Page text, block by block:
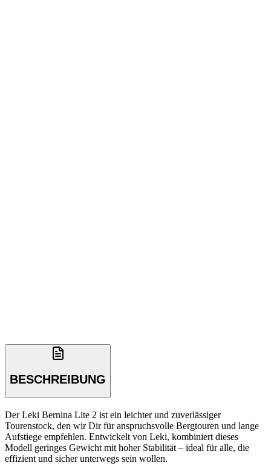
BESCHREIBUNG
Der Leki Bernina Lite 2 ist ein leichter und zuverlässiger
Tourenstock, den wir Dir für anspruchsvolle Bergtouren und lange
Aufstiege empfehlen. Entwickelt von Leki, kombiniert dieses
Modell geringes Gewicht mit hoher Stabilität – ideal für alle, die
effizient und sicher unterwegs sein wollen.